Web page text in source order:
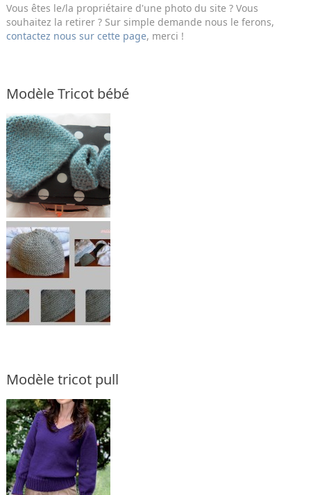
Vous êtes le/la propriétaire d'une photo du site ? Vous
souhaitez la retirer ? Sur simple demande nous le ferons,
contactez nous sur cette page, merci !
Modèle Tricot bébé
Modèle tricot pull